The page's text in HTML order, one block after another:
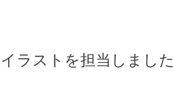
ラストを担当しました